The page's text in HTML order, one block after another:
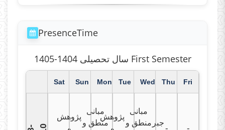
PresenceTime
سال تحصیلی 1404-1405 First Semester
Sat Sun Mon Tue Wed Thu Fri
پژوهش
و
مبانی
منطق و
پژوهش
و
مبانی
منطق و جبر